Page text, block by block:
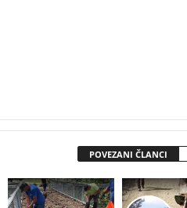
POVEZANI ČLANCI